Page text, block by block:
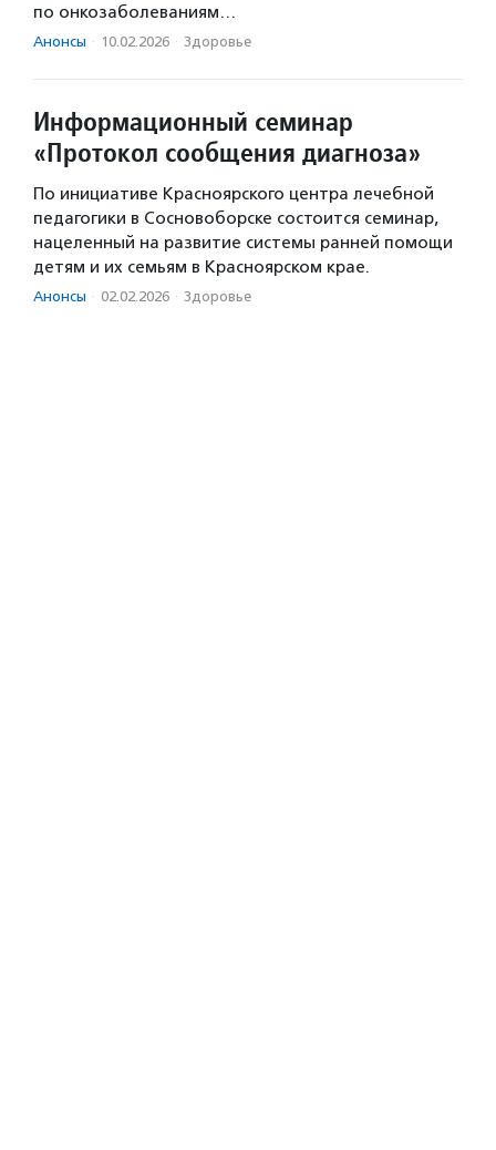
по онкозаболеваниям…
Анонсы · 10.02.2026 · Здоровье
Информационный семинар
«Протокол сообщения диагноза»
По инициативе Красноярского центра лечебной
педагогики в Сосновоборске состоится семинар,
нацеленный на развитие системы ранней помощи
детям и их семьям в Красноярском крае.
Анонсы · 02.02.2026 · Здоровье